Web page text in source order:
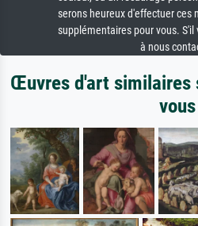
serons heureux d'effectuer ces
supplémentaires pour vous. S'il
à nous
Œuvres d'art similaires
vous